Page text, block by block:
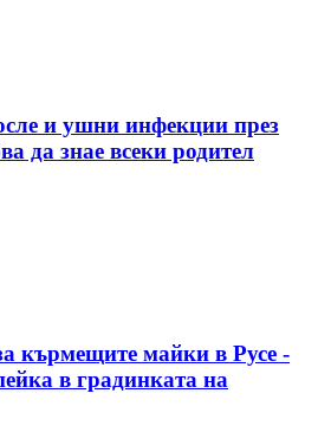
и ушни инфекции през
да знае всеки родител
кърмещите майки в Русе -
в градинката на